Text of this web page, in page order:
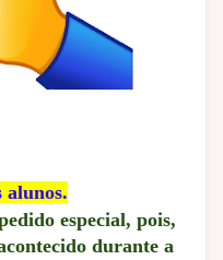
alunos.
especial, pois,
durante a